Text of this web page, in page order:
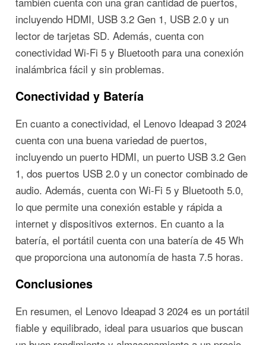
incluyendo HDMI, USB 3.2 Gen 1, USB 2.0 y un
lector de tarjetas SD. Además, cuenta con
conectividad Wi-Fi 5 y Bluetooth para una conexión
inalámbrica fácil y sin problemas.
Conectividad y Batería
En cuanto a conectividad, el Lenovo Ideapad 3 2024
cuenta con una buena variedad de puertos,
incluyendo un puerto HDMI, un puerto USB 3.2 Gen
1, dos puertos USB 2.0 y un conector combinado de
audio. Además, cuenta con Wi-Fi 5 y Bluetooth 5.0,
lo que permite una conexión estable y rápida a
internet y dispositivos externos. En cuanto a la
batería, el portátil cuenta con una batería de 45 Wh
que proporciona una autonomía de hasta 7.5 horas.
Conclusiones
En resumen, el Lenovo Ideapad 3 2024 es un portátil
fiable y equilibrado, ideal para usuarios que buscan